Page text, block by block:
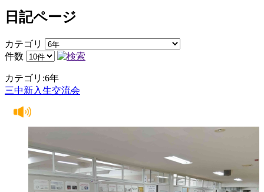
日記ページ
カテゴリ
件数
カテゴリ:6年
三中新入生交流会